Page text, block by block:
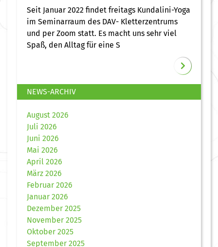
Seit Januar 2022 findet freitags Kundalini-Yoga
im Seminarraum des DAV- Kletterzentrums
und per Zoom statt. Es macht uns sehr viel
Spaß, den Alltag für eine S
NEWS-ARCHIV
August 2026
Juli 2026
Juni 2026
Mai 2026
April 2026
März 2026
Februar 2026
Januar 2026
Dezember 2025
November 2025
Oktober 2025
September 2025